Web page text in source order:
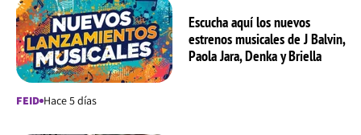
Escucha aquí los nuevos
estrenos musicales de J Balvin,
Paola Jara, Denka y Briella
FEID Hace 5 días